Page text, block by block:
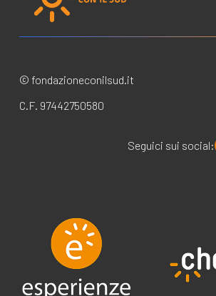
© fondazioneconilsud.it
C.F. 97442750580
Seguici sui social: